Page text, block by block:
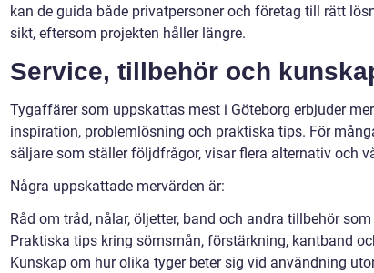
kan de guida både privatpersoner och företag till rätt
sikt, eftersom projekten håller längre.
Service, tillbehör och
Tygaffärer som uppskattas mest i Göteborg erbjuder
inspiration, problemlösning och praktiska tips. För
säljare som ställer följdfrågor, visar flera alternativ och
Några uppskattade mervärden är:
Råd om tråd, nålar, öljetter, band och andra tillbehör
Praktiska tips kring sömsmån, förstärkning, kantband
Kunskap om hur olika tyger beter sig vid användning